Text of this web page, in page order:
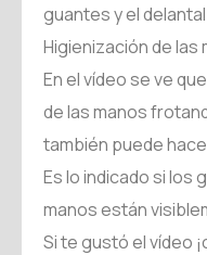
guantes y el
Higienización de las
En el vídeo se ve
de las manos
también puede
Es lo indicado si los
manos están
Si te gustó el vídeo